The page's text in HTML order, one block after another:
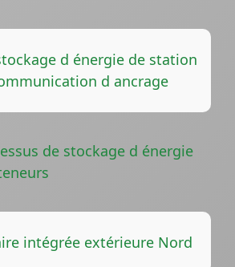
d énergie de station
d ancrage
de stockage d énergie
intégrée extérieure Nord